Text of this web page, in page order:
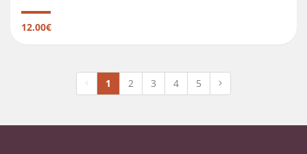
12.00€
1 2 3 4 5